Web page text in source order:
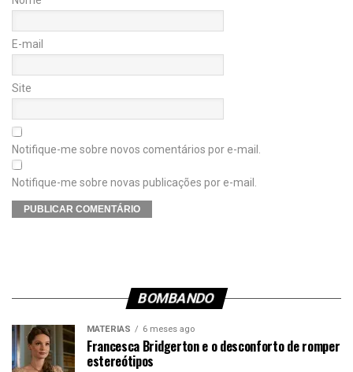
E-mail
Site
Notifique-me sobre novos comentários por e-mail.
Notifique-me sobre novas publicações por e-mail.
BOMBANDO
MATÉRIAS 6 meses ago
Francesca Bridgerton e o desconforto de romper
estereótipos